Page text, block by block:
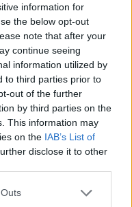
information for
the below opt-out
note that after your
continue seeing
information utilized by
to third parties prior to
out of the further
by third parties on the
This information may
on the IAB’s List of
disclose it to other
one or more Google
Θερόν για τις drag